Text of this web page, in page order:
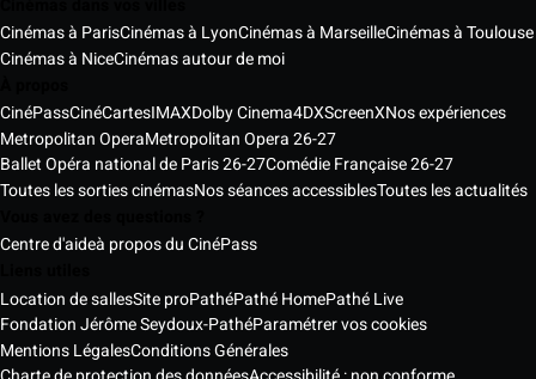
Cinémas à ParisCinémas à LyonCinémas à MarseilleCinémas à Toulouse
Cinémas à NiceCinémas autour de moi
CinéPassCinéCartesIMAXDolby Cinema4DXScreenXNos expériences
Metropolitan OperaMetropolitan Opera 26-27
Ballet Opéra national de Paris 26-27Comédie Française 26-27
Toutes les sorties cinémasNos séances accessiblesToutes les actualités
Centre d'aideà propos du CinéPass
Location de sallesSite proPathéPathé HomePathé Live
Fondation Jérôme Seydoux-PathéParamétrer vos cookies
Mentions LégalesConditions Générales